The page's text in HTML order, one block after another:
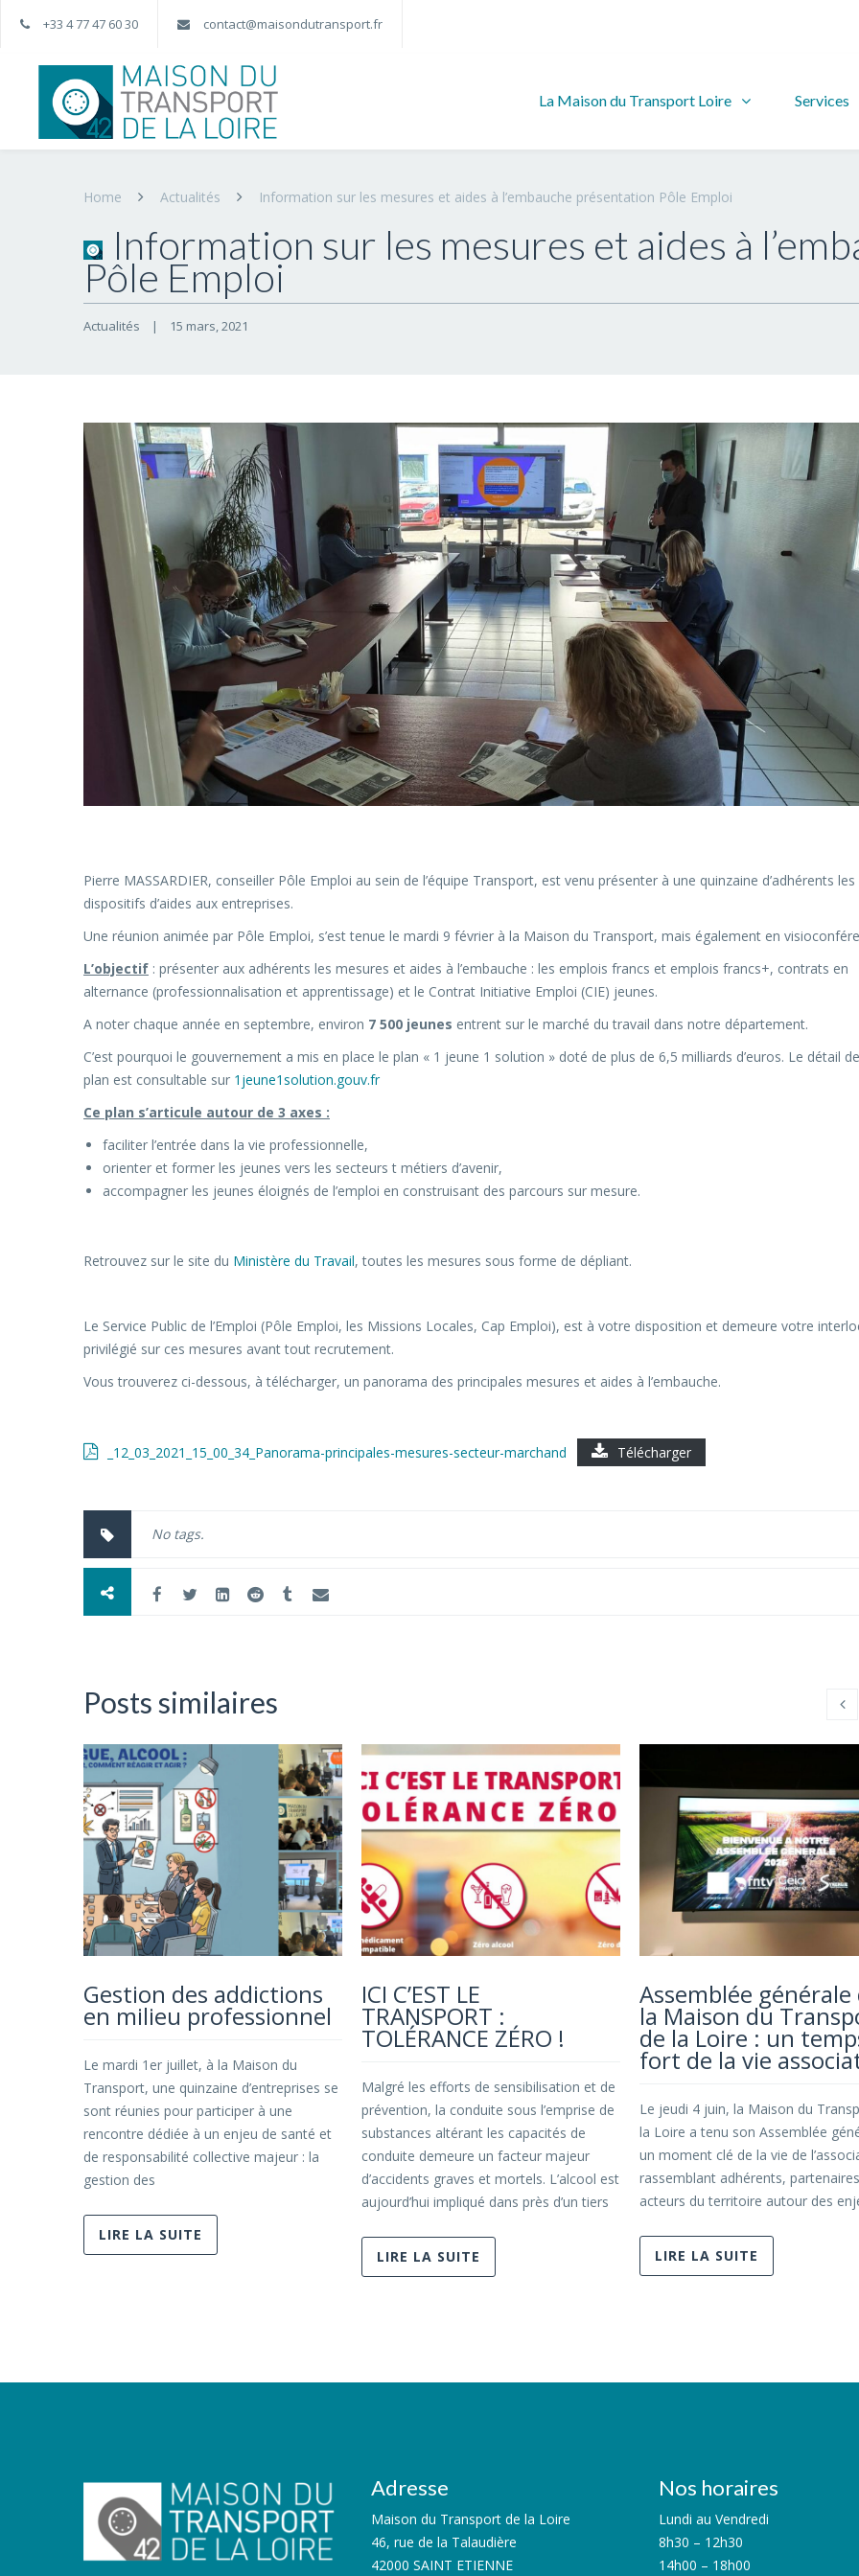
+33 4 77 47 60 30 contact@maisondutransport.fr
La Maison du Transport Loire Services
Home Actualités Information sur les mesures et aides à l’embauche présentation Pôle Emploi
Information sur les mesures et aides à
Pôle Emploi
Actualités | 15 mars, 2021
Pierre MASSARDIER, conseiller Pôle Emploi au sein de l’équipe Transport, est venu présenter à une quinzaine d’adhérents les
dispositifs d’aides aux entreprises.
Une réunion animée par Pôle Emploi, s’est tenue le mardi 9 février à la Maison du Transport, mais également en
L’objectif : présenter aux adhérents les mesures et aides à l’embauche : les emplois francs et emplois francs+, contrats en
alternance (professionnalisation et apprentissage) et le Contrat Initiative Emploi (CIE) jeunes.
A noter chaque année en septembre, environ 7 500 jeunes entrent sur le marché du travail dans notre département.
C’est pourquoi le gouvernement a mis en place le plan « 1 jeune 1 solution » doté de plus de 6,5 milliards d’euros. Le détail
plan est consultable sur 1jeune1solution.gouv.fr
Ce plan s’articule autour de 3 axes :
faciliter l’entrée dans la vie professionnelle,
orienter et former les jeunes vers les secteurs t métiers d’avenir,
accompagner les jeunes éloignés de l’emploi en construisant des parcours sur mesure.
Retrouvez sur le site du Ministère du Travail, toutes les mesures sous forme de dépliant.
Le Service Public de l’Emploi (Pôle Emploi, les Missions Locales, Cap Emploi), est à votre disposition et demeure votre
privilégié sur ces mesures avant tout recrutement.
Vous trouverez ci-dessous, à télécharger, un panorama des principales mesures et aides à l’embauche.
_12_03_2021_15_00_34_Panorama-principales-mesures-secteur-marchand Télécharger
No tags.
Posts similaires
Gestion des addictions
en milieu professionnel
Le mardi 1er juillet, à la Maison du
Transport, une quinzaine d’entreprises se
sont réunies pour participer à une
rencontre dédiée à un enjeu de santé et
de responsabilité collective majeur : la
gestion des
LIRE LA SUITE
ICI C’EST LE
TRANSPORT :
TOLÉRANCE ZÉRO !
Malgré les efforts de sensibilisation et de
prévention, la conduite sous l’emprise de
substances altérant les capacités de
conduite demeure un facteur majeur
d’accidents graves et mortels. L’alcool est
aujourd’hui impliqué dans près d’un tiers
LIRE LA SUITE
Assemblée générale
la Maison du
de la Loire : un
fort de la vie
Le jeudi 4 juin, la Maison du
la Loire a tenu son Assemblée
un moment clé de la vie de
rassemblant adhérents,
acteurs du territoire autour des
LIRE LA SUITE
Adresse
Maison du Transport de la Loire
46, rue de la Talaudière
42000 SAINT ETIENNE
Nos horaires
Lundi au Vendredi
8h30 – 12h30
14h00 – 18h00